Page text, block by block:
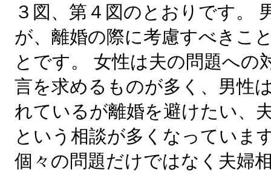
３図、第４図のとおりです。
が、離婚の際に考慮すべきこ
とです。 女性は夫の問題への
言を求めるものが多く、男性
れているが離婚を避けたい、
という相談が多くなっていま
個々の問題だけではなく夫婦